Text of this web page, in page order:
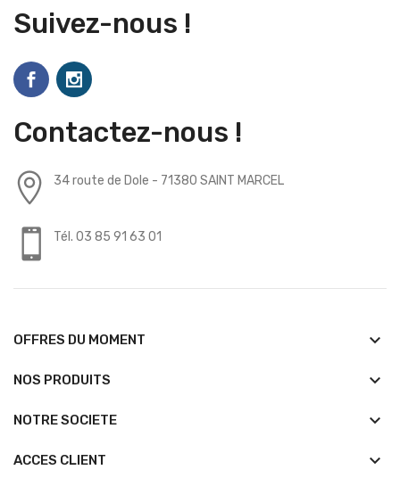
Suivez-nous !
Contactez-nous !
34 route de Dole - 71380 SAINT MARCEL
Tél. 03 85 91 63 01
OFFRES DU MOMENT keyboard_arrow_down
NOS PRODUITS keyboard_arrow_down
NOTRE SOCIETE keyboard_arrow_down
ACCES CLIENT keyboard_arrow_down